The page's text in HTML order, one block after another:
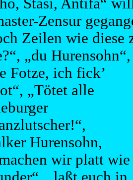
Stasi, Antifa“
Zensur
Zeilen wie
„du Hurensohn“,
Fotze, ich fick’
„Tötet alle
Hurensohn,
wir platt wie